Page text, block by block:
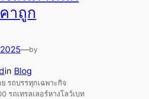
าถูก
—by
in Blog
รถบรรทุกเฉพาะกิจ
รถเทรลเลอร์หางโลว์เบท